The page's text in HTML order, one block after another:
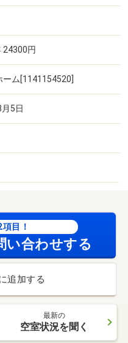
24300円
ーム[1141154520]
5日
目！
い合わせする
追加する
最新の
空室状況を聞く